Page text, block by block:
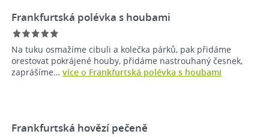
Frankfurtská polévka s houbami
Na tuku osmažíme cibuli a kolečka párků, pak přidáme
orestovat pokrájené houby, přidáme nastrouhaný česnek,
zaprášíme… více o Frankfurtská polévka s houbami
Frankfurtská hovězí pečeně